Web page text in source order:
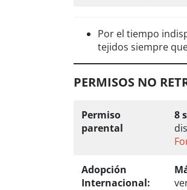
Por el tiempo
tejidos siempre
PERMISOS NO
Permiso
parental
8
Adopción
Internacional: